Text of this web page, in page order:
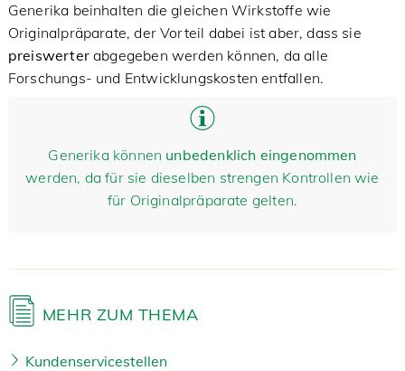
Generika beinhalten die gleichen Wirkstoffe wie
Originalpräparate, der Vorteil dabei ist aber, dass sie
preiswerterabgegeben werden können, da alle
Forschungs- und Entwicklungskosten entfallen.
Generika können unbedenklich eingenommen
werden, da für sie dieselben strengen Kontrollen wie
für Originalpräparate gelten.
MEHR ZUM THEMA
Kundenservicestellen